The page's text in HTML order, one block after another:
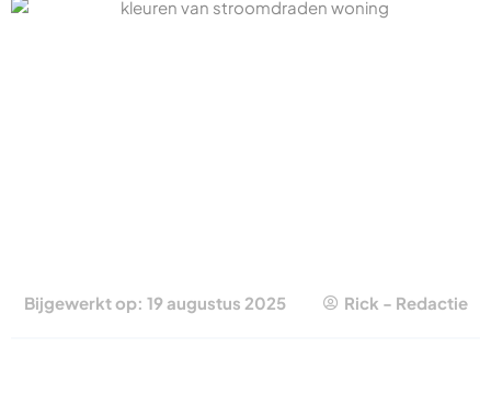
Bijgewerkt op: 19 augustus 2025 Rick - Redactie